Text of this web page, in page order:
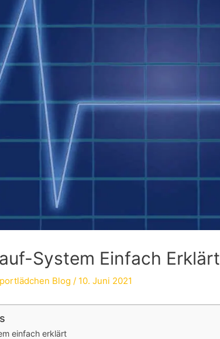
System Einfach Erklärt
Blog / 10. Juni 2021
einfach erklärt